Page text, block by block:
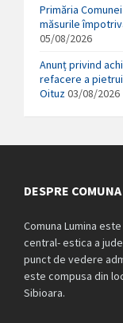
Primăria
măsurile
05/08/2026
Anunț privind
refacere a
Oituz03/08/2026
DESPRE
Comuna Lumina
central- estica a
punct de vedere
este compusa din
Sibioara.